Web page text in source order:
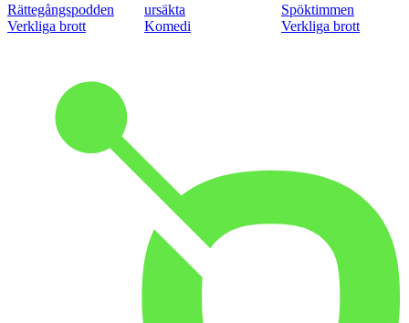
Rättegångspodden
Verkliga brott
ursäkta
Komedi
Spöktimmen
Verkliga brott